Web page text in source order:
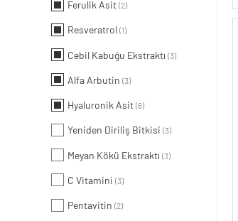
Ferulik Asit (2)
Resveratrol (1)
Cebil Kabuğu Ekstraktı (3)
Alfa Arbutin (3)
Hyaluronik Asit (6)
Yeniden Diriliş Bitkisi (3)
Meyan Kökü Ekstraktı (3)
C Vitamini (3)
Pentavitin (2)